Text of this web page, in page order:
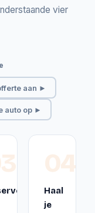
vier
aan ►
auto op ►
04
Haal
je